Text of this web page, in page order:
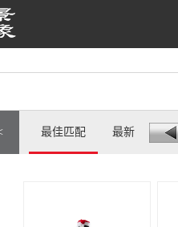
最佳匹配 最新